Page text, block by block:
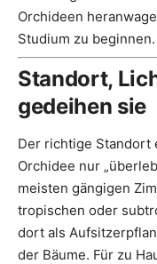
Orchideen
Studium zu beginnen.
Standort,
gedeihen sie
Der richtige Standort
Orchidee nur
meisten gängigen
tropischen oder
dort als
der Bäume. Für zu